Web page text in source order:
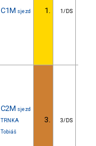
C1M sjezd 1. 1/DS
C2M sjezd
TRNKA
Tobiáš
3. 3/DS